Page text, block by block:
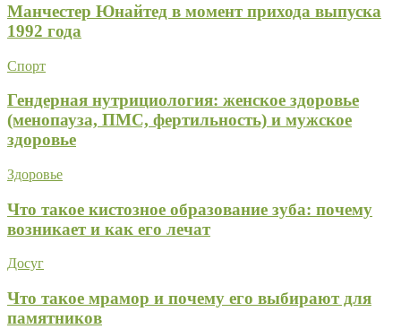
Манчестер Юнайтед в момент прихода выпуска
1992 года
Спорт
Гендерная нутрициология: женское здоровье
(менопауза, ПМС, фертильность) и мужское
здоровье
Здоровье
Что такое кистозное образование зуба: почему
возникает и как его лечат
Досуг
Что такое мрамор и почему его выбирают для
памятников